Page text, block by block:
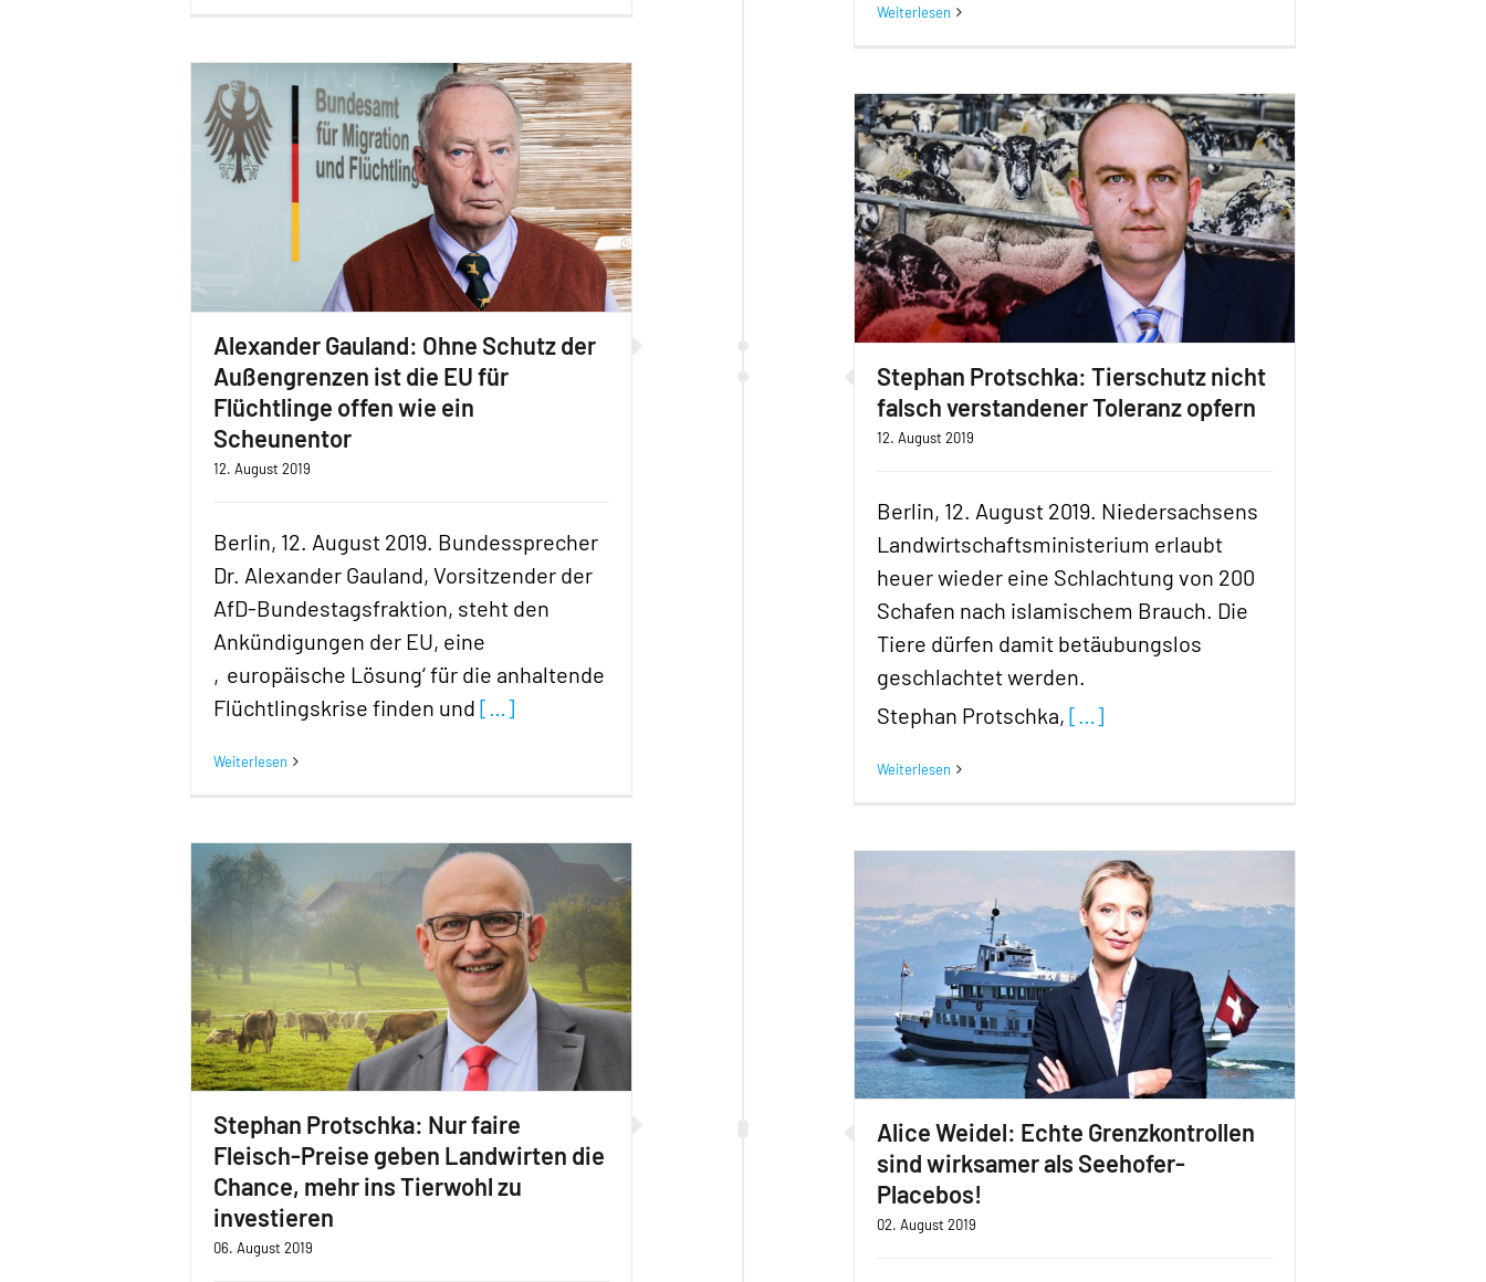
Weiterlesen
Alexander Gauland: Ohne Schutz der
Außengrenzen ist die EU für
Flüchtlinge offen wie ein
Scheunentor
12. August 2019
Berlin, 12. August 2019. Bundessprecher
Dr. Alexander Gauland, Vorsitzender der
AfD-Bundestagsfraktion, steht den
Ankündigungen der EU, eine
‚europäische Lösung‘ für die anhaltende
Flüchtlingskrise finden und […]
Weiterlesen
Stephan Protschka: Tierschutz nicht
falsch verstandener Toleranz opfern
12. August 2019
Berlin, 12. August 2019. Niedersachsens
Landwirtschaftsministerium erlaubt
heuer wieder eine Schlachtung von 200
Schafen nach islamischem Brauch. Die
Tiere dürfen damit betäubungslos
geschlachtet werden.
Stephan Protschka, […]
Weiterlesen
Stephan Protschka: Nur faire
Fleisch-Preise geben Landwirten die
Chance, mehr ins Tierwohl zu
investieren
06. August 2019
Alice Weidel: Echte Grenzkontrollen
sind wirksamer als Seehofer-
Placebos!
02. August 2019